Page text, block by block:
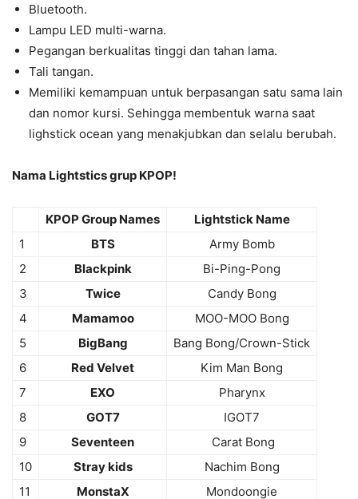
Bluetooth.
Lampu LED multi-warna.
Pegangan berkualitas tinggi dan tahan lama.
Tali tangan.
Memiliki kemampuan untuk berpasangan satu sama lain
dan nomor kursi. Sehingga membentuk warna saat
lighstick ocean yang menakjubkan dan selalu berubah.
Nama Lightstics grup KPOP!
KPOP Group Names
Lightstick Name
1
BTS
Army Bomb
2
Blackpink
Bi-Ping-Pong
3
Twice
Candy Bong
4
Mamamoo
MOO-MOO Bong
5
BigBang
Bang Bong/Crown-Stick
6
Red Velvet
Kim Man Bong
7
EXO
Pharynx
8
GOT7
IGOT7
9
Seventeen
Carat Bong
10
Stray kids
Nachim Bong
11
MonstaX Mondoongie